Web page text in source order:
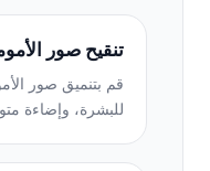
الكاميرا.
تنقيح صور
قم بتنميق صور
للبشرة، وإضاءة
الحمل الخالدة.